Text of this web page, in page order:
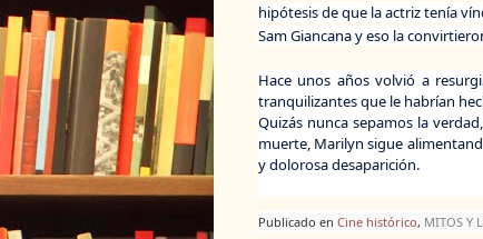
hipótesis de que la actriz tenía
Sam Giancana y eso la
Hace unos años volvió a
tranquilizantes que le habrían
Quizás nunca sepamos la
muerte, Marilyn sigue
y dolorosa desaparición.
Publicado en Cine histórico, MITOS Y